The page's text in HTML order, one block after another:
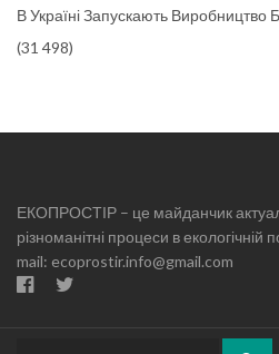
В Україні Запускають Виробництво
(31 498)
ЕКОПРОСТІР – це майданчик
різноманітні процеси в екологічній
mail: ecoprostir.info@gmail.com